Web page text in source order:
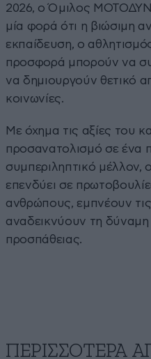
2026, ο Όμιλος
μία φορά ότι η βιώσιμη
εκπαίδευση, ο
προσφορά μπορούν να
να δημιουργούν θετικό
κοινωνίες.
Με όχημα τις αξίες του
προσανατολισμό σε ένα
συμπεριληπτικό μέλλον,
επενδύει σε
ανθρώπους, εμπνέουν τις
αναδεικνύουν τη δύναμη
προσπάθειας.
ΠΕΡΙΣΣΟΤΕΡΑ